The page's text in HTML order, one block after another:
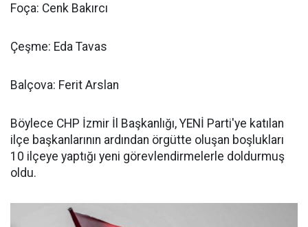
Foça: Cenk Bakırcı
Çeşme: Eda Tavas
Balçova: Ferit Arslan
Böylece CHP İzmir İl Başkanlığı, YENİ Parti'ye katılan
ilçe başkanlarının ardından örgütte oluşan boşlukları
10 ilçeye yaptığı yeni görevlendirmelerle doldurmuş
oldu.